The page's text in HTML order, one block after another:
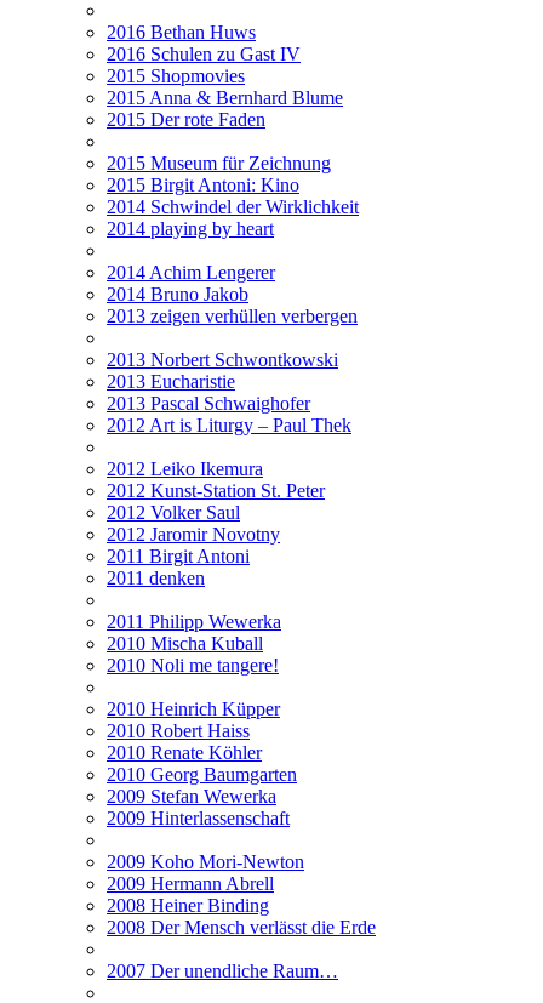
2016 Bethan Huws
2016 Schulen zu Gast IV
2015 Shopmovies
2015 Anna & Bernhard Blume
2015 Der rote Faden
2015 Museum für Zeichnung
2015 Birgit Antoni: Kino
2014 Schwindel der Wirklichkeit
2014 playing by heart
2014 Achim Lengerer
2014 Bruno Jakob
2013 zeigen verhüllen verbergen
2013 Norbert Schwontkowski
2013 Eucharistie
2013 Pascal Schwaighofer
2012 Art is Liturgy – Paul Thek
2012 Leiko Ikemura
2012 Kunst-Station St. Peter
2012 Volker Saul
2012 Jaromir Novotny
2011 Birgit Antoni
2011 denken
2011 Philipp Wewerka
2010 Mischa Kuball
2010 Noli me tangere!
2010 Heinrich Küpper
2010 Robert Haiss
2010 Renate Köhler
2010 Georg Baumgarten
2009 Stefan Wewerka
2009 Hinterlassenschaft
2009 Koho Mori-Newton
2009 Hermann Abrell
2008 Heiner Binding
2008 Der Mensch verlässt die Erde
2007 Der unendliche Raum…